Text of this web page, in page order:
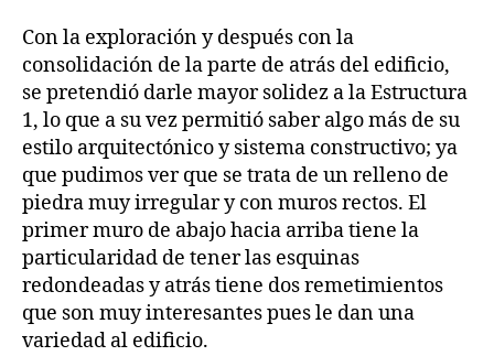
Con la exploración y después con la
consolidación de la parte de atrás del edificio,
se pretendió darle mayor solidez a la Estructura
1, lo que a su vez permitió saber algo más de su
estilo arquitectónico y sistema constructivo; ya
que pudimos ver que se trata de un relleno de
piedra muy irregular y con muros rectos. El
primer muro de abajo hacia arriba tiene la
particularidad de tener las esquinas
redondeadas y atrás tiene dos remetimientos
que son muy interesantes pues le dan una
variedad al edificio.